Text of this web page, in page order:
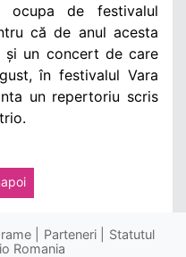
ocupa de festivalul
că de anul acesta
un concert de care
în festivalul Vara
un repertoriu scris
Parteneri
Statutul
Romania